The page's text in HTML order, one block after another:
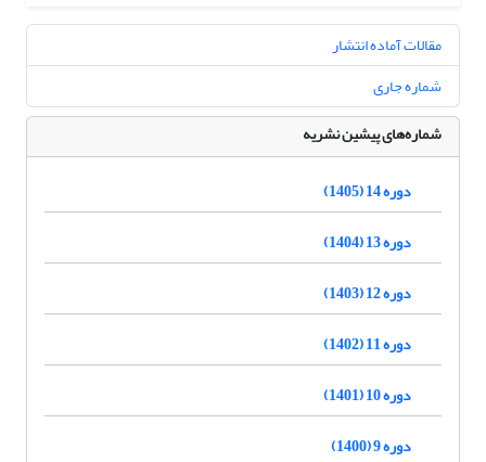
مقالات آماده انتشار
شماره جاری
شماره‌های پیشین نشریه
دوره 14 (1405)
دوره 13 (1404)
دوره 12 (1403)
دوره 11 (1402)
دوره 10 (1401)
دوره 9 (1400)